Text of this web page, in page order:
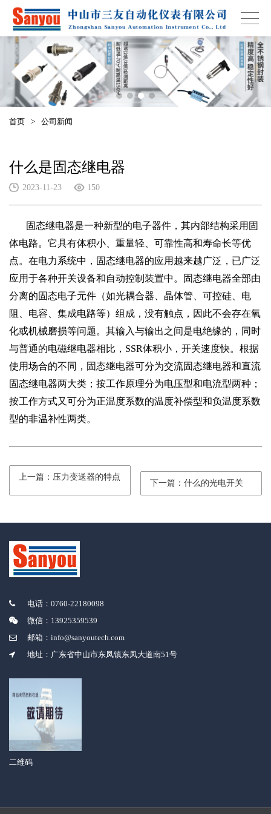
首页 > 公司新闻
什么是固态继电器
2023-11-23 150
固态继电器是一种新型的电子器件，其内部结构采用固
体电路。它具有体积小、重量轻、可靠性高和寿命长等优
点。在电力系统中，固态继电器的应用越来越广泛，已广泛
应用于各种开关设备和自动控制装置中。固态继电器全部由
分离的固态电子元件（如光耦合器、晶体管、可控硅、电
阻、电容、集成电路等）组成，没有触点，因此不会存在氧
化或机械磨损等问题。其输入与输出之间是电绝缘的，同时
与普通的电磁继电器相比，SSR体积小，开关速度快。根据
使用场合的不同，固态继电器可分为交流固态继电器和直流
固态继电器两大类；按工作原理分为电压型和电流型两种；
按工作方式又可分为正温度系数的温度补偿型和负温度系数
型的非温补性两类。
上一篇：压力变送器的特点
下一篇：什么的光电开关
电话：0760-22180098
微信：13925359539
邮箱：info@sanyoutech.com
地址：广东省中山市东凤镇东凤大道南51号
二维码